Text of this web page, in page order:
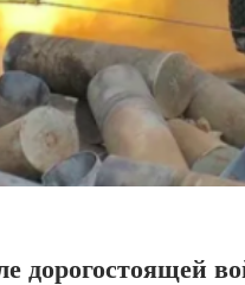
дорогостоящей